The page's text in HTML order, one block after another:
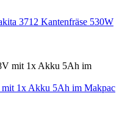
3712 Kantenfräse 530W
1x Akku 5Ah im Makpac